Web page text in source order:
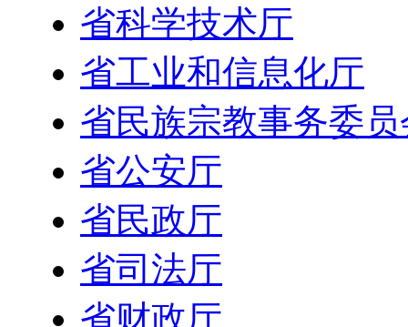
省科学技术厅
省工业和信息化厅
省民族宗教事务委员
省公安厅
省民政厅
省司法厅
省财政厅